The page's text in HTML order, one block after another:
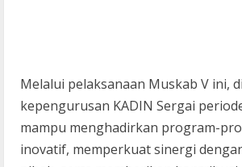
Melalui pelaksanaan Muskab V ini,
kepengurusan KADIN Sergai
mampu menghadirkan program-
inovatif, memperkuat sinergi